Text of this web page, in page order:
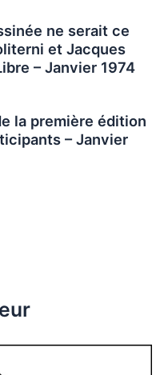
ne serait ce
et Jacques
– Janvier 1974
la première édition
– Janvier